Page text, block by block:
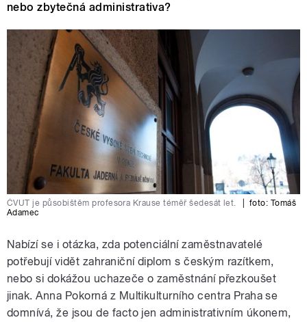
nebo zbytečná administrativa?
ČVUT je působištěm profesora Krause téměř šedesát let. foto: Tomáš
Adamec
Nabízí se i otázka, zda potenciální zaměstnavatelé
potřebují vidět zahraniční diplom s českým razítkem,
nebo si dokážou uchazeče o zaměstnání přezkoušet
jinak. Anna Pokorná z Multikulturního centra Praha se
domnívá, že jsou de facto jen administrativním úkonem,